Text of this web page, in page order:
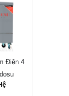
Điện 4